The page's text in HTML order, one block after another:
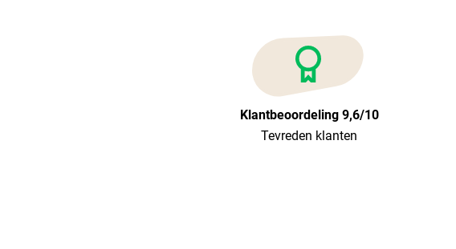
Klantbeoordeling 9,6/10
Tevreden klanten